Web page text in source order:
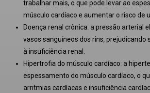
trabalhar mais, o que pode levar ao
músculo cardíaco e aumentar o risco de
Doença renal crônica: a pressão arterial
vasos sanguíneos dos rins, prejudicando
à insuficiência renal
Hipertrofia do músculo cardíaco: a
espessamento do músculo cardíaco, o
arritmias cardíacas e insuficiência